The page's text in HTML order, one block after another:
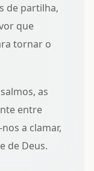
de partilha,
que
tornar o
as
entre
a clamar,
de Deus.